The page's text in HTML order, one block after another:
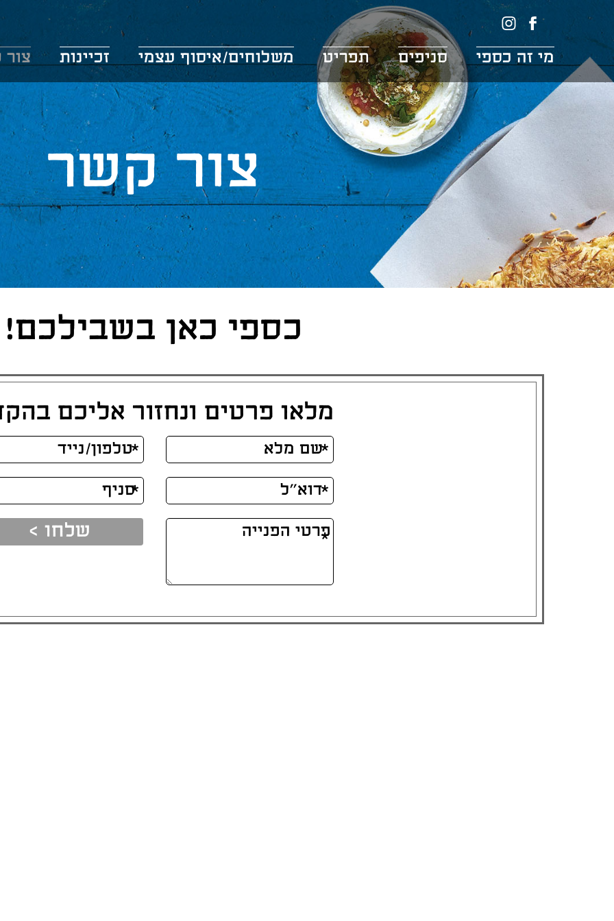
דלג לסרגל הניווט
כספי
באינסטגרם
לעמוד
הפייסבוק
של
כספי
מי זה כספי סניפים תפריט משלוחים/איסוף עצמי זכיינות
צור קשר
כספי כאן בשבילכם!
מלאו פרטים ונחזור אליכם
אנא
מלאו
את
טופס